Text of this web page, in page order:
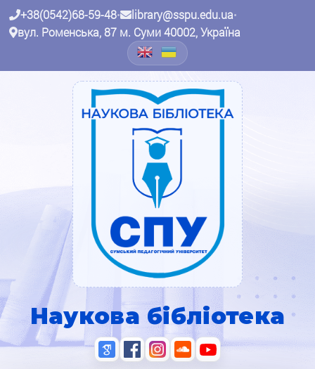
+38(0542)68-59-48• library@sspu.edu.ua•
вул. Роменська, 87 м. Суми 40002, Україна
Наукова бібліотека